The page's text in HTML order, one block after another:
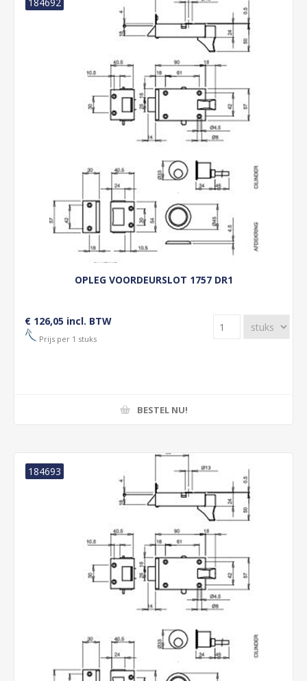
OPLEG VOORDEURSLOT 1757 DR1
184692
€ 126,05 incl. BTW
Prijs per 1 stuks
BESTEL NU!
184693